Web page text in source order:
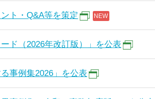
ト・Q&A等を策定
ド（2026年改訂版）」を公表
事例集2026」を公表